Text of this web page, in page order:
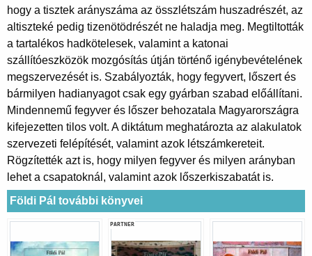
hogy a tisztek arányszáma az összlétszám huszadrészét, az
altiszteké pedig tizenötödrészét ne haladja meg. Megtiltották
a tartalékos hadkötelesek, valamint a katonai
szállítóeszközök mozgósítás útján történő igénybevételének
megszervezését is. Szabályozták, hogy fegyvert, lőszert és
bármilyen hadianyagot csak egy gyárban szabad előállítani.
Mindennemű fegyver és lőszer behozatala Magyarországra
kifejezetten tilos volt. A diktátum meghatározta az alakulatok
szervezeti felépítését, valamint azok létszámkereteit.
Rögzítették azt is, hogy milyen fegyver és milyen arányban
lehet a csapatoknál, valamint azok lőszerkiszabatát is.
Földi Pál további könyvei
PARTNER